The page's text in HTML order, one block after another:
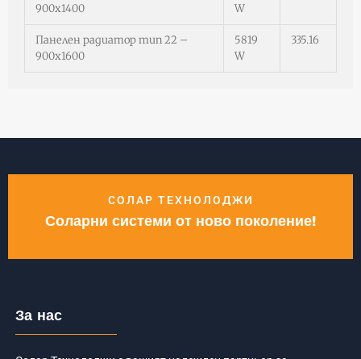
900х1400
W
Панелен радиатор тип 22 –
900х1600
5819
W
335.16
СОЛАР ТЕХНОЛОДЖИ
Соларни системи от ново поколение!
За нас